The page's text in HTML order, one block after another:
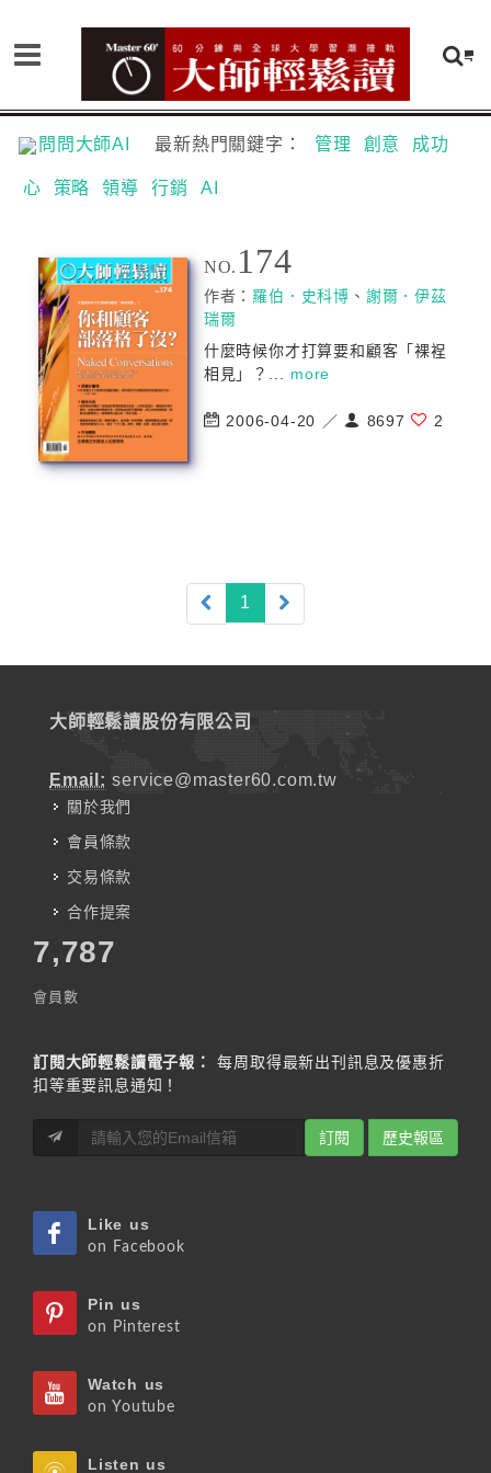
問問大師AI 最新熱門關鍵字： 管理 創意 成功
心 策略 領導 行銷 AI
NO. 174
作者： 羅伯．史科博 、 謝爾．伊茲
瑞爾
什麼時候你才打算要和顧客「裸裎
相見」？... more
2006-04-20 ／ 8697 2
1 (current)
大師輕鬆讀股份有限公司
Email: service@master60.com.tw
關於我們
會員條款
交易條款
合作提案
7,787
會員數
訂閱大師輕鬆讀電子報：
每周取得最新出刊訊息及優惠折
扣等重要訊息通知！
訂閱 歷史報區
Like us
on Facebook
Pin us
on Pinterest
Watch us
on Youtube
Listen us